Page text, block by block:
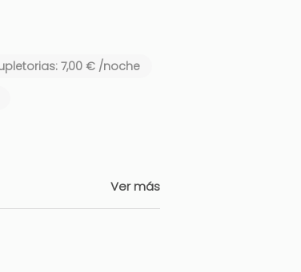
7,00 € /noche
Ver más